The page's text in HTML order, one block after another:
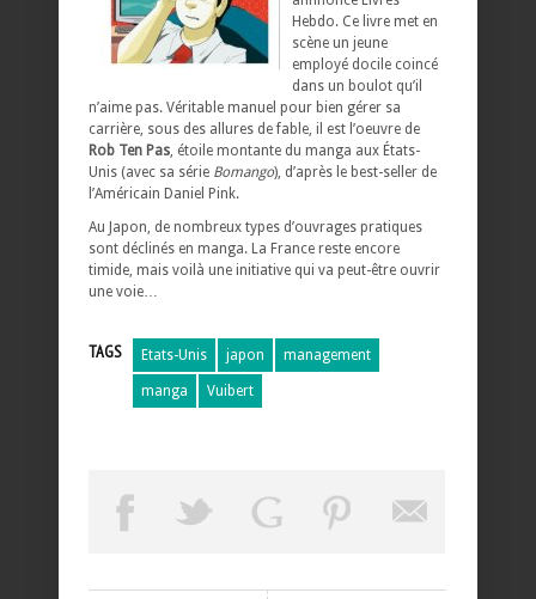
Hebdo. Ce livre met en
scène un jeune
employé docile coincé
dans un boulot qu’il
n’aime pas. Véritable manuel pour bien gérer sa
carrière, sous des allures de fable, il est l’oeuvre de
Rob Ten Pas , étoile montante du manga aux États-
Unis (avec sa série Bomango), d’après le best-seller de
l’Américain Daniel Pink.
Au Japon, de nombreux types d’ouvrages pratiques
sont déclinés en manga. La France reste encore
timide, mais voilà une initiative qui va peut-être ouvrir
une voie…
TAGS Etats-Unis japon management
manga Vuibert